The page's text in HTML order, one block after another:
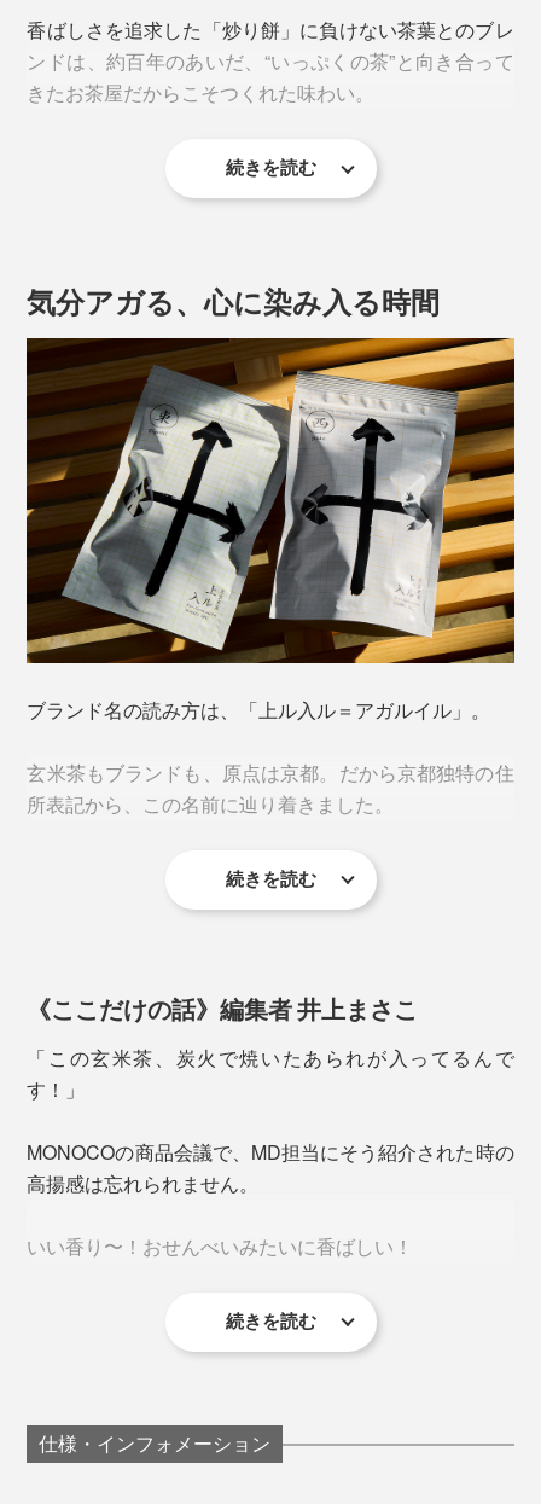
そのルーツとなったのは、昭和初期。
京都のとあるお茶屋さんが、鏡開きの際に割れて飛び散
った鏡餅の細かなカケラを見て、「なんとかうまいこと
使えないものか」と考え、それを炒って茶葉に混ぜたこ
とがはじまりに。
いただく知恵と文化が生んだ、いっぷくだったのです。
『京玄米茶 上ル入ル』は、その炒り餅から引き出せる
至高の香ばしさ、あたらしい玄米茶のおいしさを追求す
香ばしさを追求した「炒り餅」に負けない茶葉とのブレ
ンドは、約百年のあいだ、“いっぷくの茶”と向き合って
きたお茶屋だからこそつくれた味わい。
こだわりの煎茶とほうじ茶。2種の異なるうまさを、ぜ
ひ飲み比べてください。
写真は個包装タイプ（12Pボックス、ギフトセット）
摘みたてのやわらかい新芽をすぐに蒸す「若蒸し製法」
で仕上げました。
最短時間で蒸すことで、お茶本来の際立った風味やうま
続きを読む
気分アガる、心に染み入る時間
ブランド名の読み方は、「上ル入ル＝アガルイル」。
玄米茶もブランドも、原点は京都。だから京都独特の住
所表記から、この名前に辿り着きました。
「アガル」には文字通り、気分がアガる、縁起が上が
という意味も含まれるいい響き。
まさに、「アガルイル」を表現するかのような、突き抜
けた香ばしさと心晴れる味わい。
本品は、煎茶ベース（東）15Pとほうじ茶ベース（西）
15Pをセットにした、お得なチャック袋タイプ。自宅や
続きを読む
《ここだけの話》編集者 井上まさこ
「この玄米茶、炭火で焼いたあられが入ってるんで
す！」
MONOCOの商品会議で、MD担当にそう紹介された時の
高揚感は忘れられません。
いい香り〜！おせんべいみたいに香ばしい！
スタッフみんながその玄米茶の香ばしさに驚き、声をあ
続きを読む
仕様・インフォメーション